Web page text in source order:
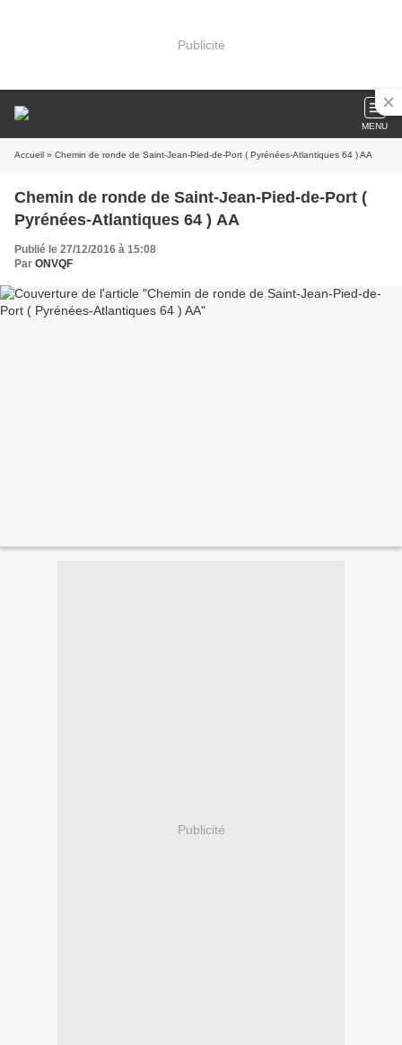
Publicité
MENU
Accueil » Chemin de ronde de Saint-Jean-Pied-de-Port ( Pyrénées-Atlantiques 64 ) AA
Chemin de ronde de Saint-Jean-Pied-de-Port (
Pyrénées-Atlantiques 64 ) AA
Publié le 27/12/2016 à 15:08
Par ONVQF
Publicité